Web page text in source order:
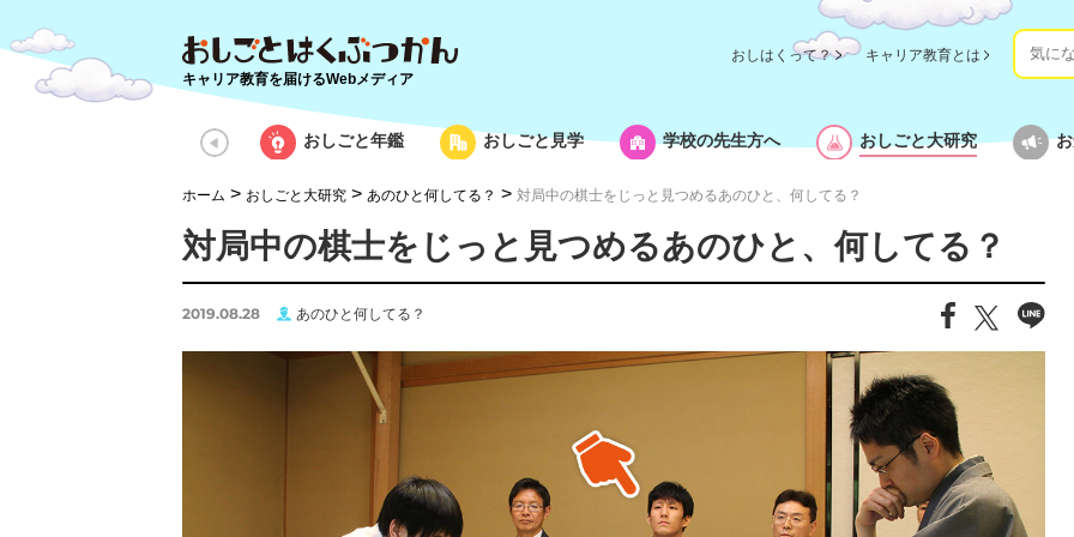
キャリア教育を届けるWebメディア
おしはくって？ キャリア教育とは
おしごと年鑑 おしごと見学 学校の先生方へ おしごと大研究
ホーム > おしごと大研究 > あのひと何してる？ > 対局中の棋士をじっと見つめるあのひと、何してる？
対局中の棋士をじっと見つめるあのひと、何してる？
2019.08.28 あのひと何してる？